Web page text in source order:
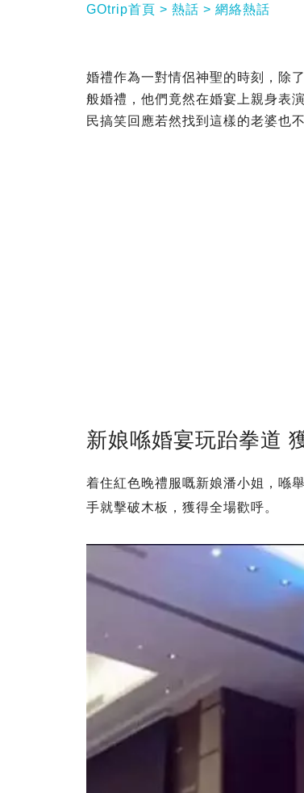
GOtrip首頁 熱話 網絡熱話
婚禮作為一對情侶神聖的時刻，除
般婚禮，他們竟然在婚宴上親身表
民搞笑回應若然找到這樣的老婆也
新娘喺婚宴玩跆拳道
着住紅色晚禮服嘅新娘潘小姐，喺
手就擊破木板，獲得全場歡呼。